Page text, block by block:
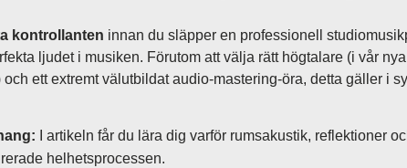
kontrollanten innan du släpper en professionell
ljudet i musiken. Förutom att välja rätt högtalare (i vår
och ett extremt välutbildat audio-mastering-öra, detta gäller i
I artikeln får du lära dig varför rumsakustik, reflektioner
helhetsprocessen.